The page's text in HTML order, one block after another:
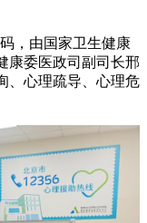
，由国家卫生健康
康委医政司副司长邢
、心理疏导、心理危